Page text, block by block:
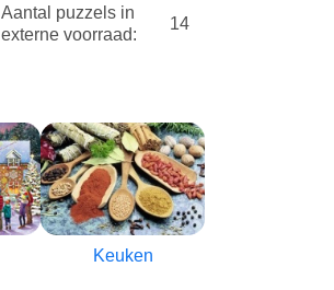
Aantal puzzels in
externe voorraad:
14
Keuken